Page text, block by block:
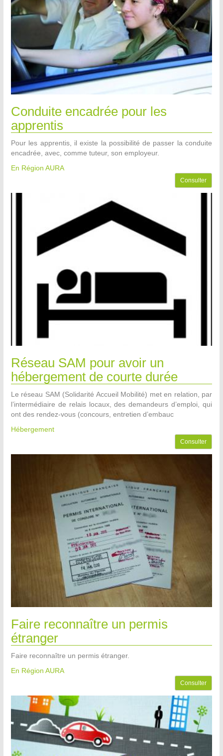
Conduite encadrée pour les
apprentis
Pour les apprentis, il existe la possibilité de passer la conduite
encadrée, avec, comme tuteur, son employeur.
En Région AURA
Consulter
Réseau SAM pour avoir un
hébergement de courte durée
Le réseau SAM (Solidarité Accueil Mobilité) met en relation, par
l’intermédiaire de relais locaux, des demandeurs d’emploi, qui
ont des rendez-vous (concours, entretien d’embauc
Hébergement
Consulter
Faire reconnaître un permis
étranger
Faire reconnaître un permis étranger.
En Région AURA
Consulter